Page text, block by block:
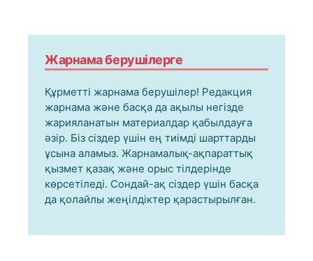
Жарнама берушілерге
Құрметті жарнама берушілер! Редакция
жарнама және басқа да ақылы негізде
жарияланатын материалдар қабылдауға
әзір. Біз сіздер үшін ең тиімді шарттарды
ұсына аламыз. Жарнамалық-ақпараттық
қызмет қазақ және орыс тілдерінде
көрсетіледі. Сондай-ақ сіздер үшін басқа
да қолайлы жеңілдіктер қарастырылған.